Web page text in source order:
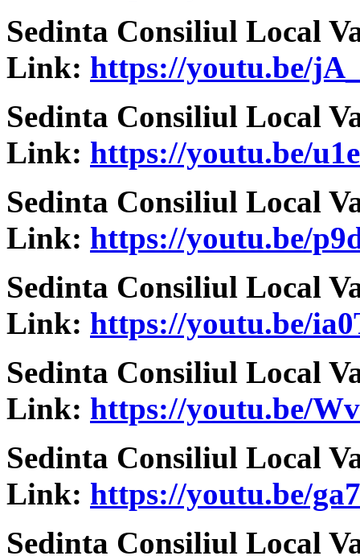
Sedinta Consiliul Local
Link: https://youtu.be/
Sedinta Consiliul Local
Link: https://youtu.be/
Sedinta Consiliul Local
Link: https://youtu.be/
Sedinta Consiliul Local
Link: https://youtu.be/
Sedinta Consiliul Local
Link: https://youtu.be/
Sedinta Consiliul Local
Link: https://youtu.be/
Sedinta Consiliul Local